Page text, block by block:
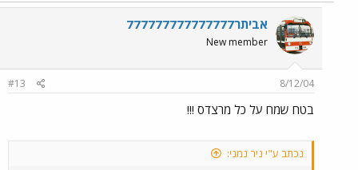
אביתר777777777777777
New member
8/12/04
#13
בטח שמח על כל מרצדס !!!
נכתב ע"י ניר נמני: